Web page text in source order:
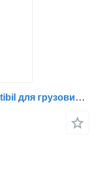
Топливный бак Rezervor Combustibil для грузовика DAF pentru Camion